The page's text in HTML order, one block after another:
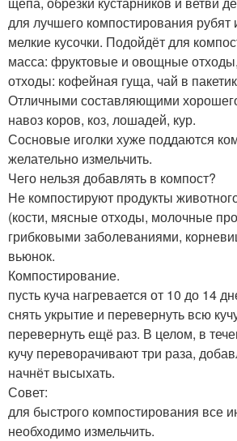
для лучшего компостирования рубят
мелкие кусочки. Подойдёт для
масса: фруктовые и овощные
отходы: кофейная гуща, чай в
Отличными составляющими
навоз коров, коз, лошадей, кур.
Сосновые иголки хуже поддаются
желательно измельчить.
Чего нельзя добавлять в компост?
Не компостируют продукты
(кости, мясные отходы, молочные
грибковыми заболеваниями,
вьюнок.
Компостирование.
пусть куча нагревается от 10 до 14
снять укрытие и перевернуть всю
перевернуть ещё раз. В целом, в
кучу переворачивают три раза,
начнёт высыхать.
Совет:
для быстрого компостирования все
необходимо измельчить.